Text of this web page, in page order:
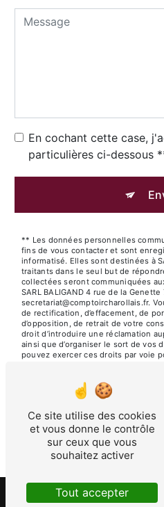
En cochant cette case,
particulières ci-dessous
** Les données personnelles
fins de vous contacter et sont
informatisé. Elles sont destinées à
traitants dans le seul but de
collectées seront communiquées
SARL BALIGAND 4 rue de la Genette
secretariat@comptoircharollais.fr.
de rectification, d’effacement, de
d’opposition, de retrait de votre
droit d’introduire une réclamation
ainsi que d’organiser le sort de vos
pouvez exercer ces droits par voie
Genette 71800 La Clayette ou par
secretariat@comptoircharollais.fr.
vous être demandé. Nous
période de prise de contact puis
légale aux fins probatoires et de
le droit de vous inscrire sur la liste
téléphonique, disponible à cette
le site cnil.fr pour plus
Ce site utilise des cookies
et vous donne le contrôle
sur ceux que vous
souhaitez activer
Tout accepter